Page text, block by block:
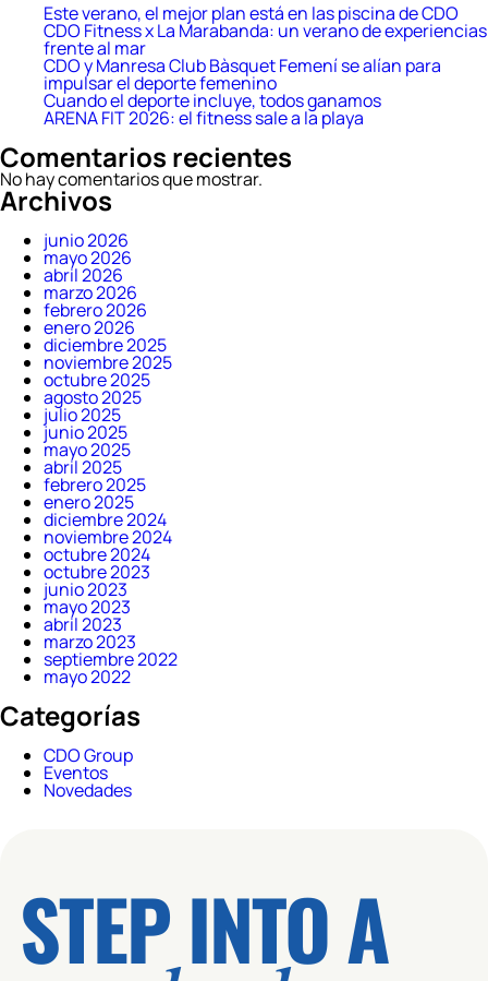
Este verano, el mejor plan está en las piscina de CDO
CDO Fitness x La Marabanda: un verano de experiencias
frente al mar
CDO y Manresa Club Bàsquet Femení se alían para
impulsar el deporte femenino
Cuando el deporte incluye, todos ganamos
ARENA FIT 2026: el fitness sale a la playa
Comentarios recientes
No hay comentarios que mostrar.
Archivos
junio 2026
mayo 2026
abril 2026
marzo 2026
febrero 2026
enero 2026
diciembre 2025
noviembre 2025
octubre 2025
agosto 2025
julio 2025
junio 2025
mayo 2025
abril 2025
febrero 2025
enero 2025
diciembre 2024
noviembre 2024
octubre 2024
octubre 2023
junio 2023
mayo 2023
abril 2023
marzo 2023
septiembre 2022
mayo 2022
Categorías
CDO Group
Eventos
Novedades
STEP INTO A